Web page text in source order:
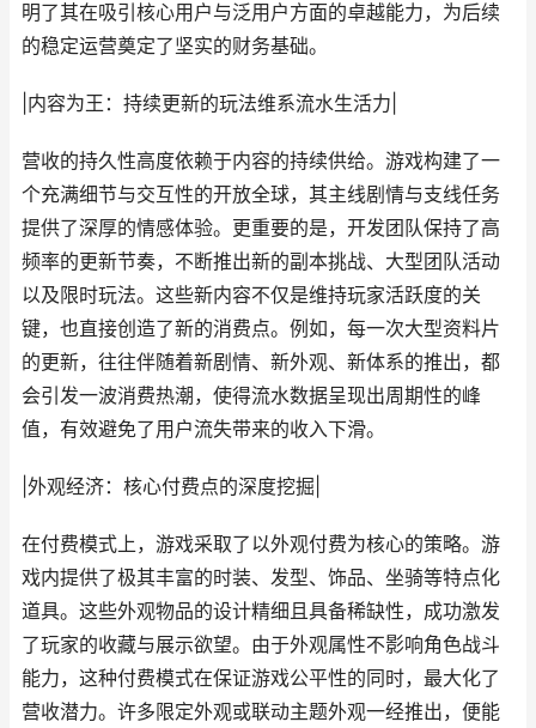
明了其在吸引核心用户与泛用户方面的卓越能力，为后续
的稳定运营奠定了坚实的财务基础。
|内容为王：持续更新的玩法维系流水生活力|
营收的持久性高度依赖于内容的持续供给。游戏构建了一
个充满细节与交互性的开放全球，其主线剧情与支线任务
提供了深厚的情感体验。更重要的是，开发团队保持了高
频率的更新节奏，不断推出新的副本挑战、大型团队活动
以及限时玩法。这些新内容不仅是维持玩家活跃度的关
键，也直接创造了新的消费点。例如，每一次大型资料片
的更新，往往伴随着新剧情、新外观、新体系的推出，都
会引发一波消费热潮，使得流水数据呈现出周期性的峰
值，有效避免了用户流失带来的收入下滑。
|外观经济：核心付费点的深度挖掘|
在付费模式上，游戏采取了以外观付费为核心的策略。游
戏内提供了极其丰富的时装、发型、饰品、坐骑等特点化
道具。这些外观物品的设计精细且具备稀缺性，成功激发
了玩家的收藏与展示欲望。由于外观属性不影响角色战斗
能力，这种付费模式在保证游戏公平性的同时，最大化了
营收潜力。许多限定外观或联动主题外观一经推出，便能